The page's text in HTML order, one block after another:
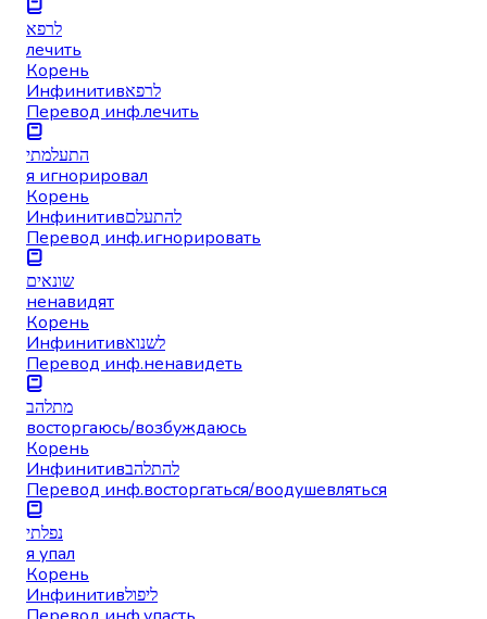
לרפא
лечить
Корень
Инфинитивלרפא
Перевод инф.лечить
התעלמתי
я игнорировал
Корень
Инфинитивלהתעלם
Перевод инф.игнорировать
שונאים
ненавидят
Корень
Инфинитивלשנוא
Перевод инф.ненавидеть
מתלהב
восторгаюсь/возбуждаюсь
Корень
Инфинитивלהתלהב
Перевод инф.восторгаться/воодушевляться
נפלתי
я упал
Корень
Инфинитивליפול